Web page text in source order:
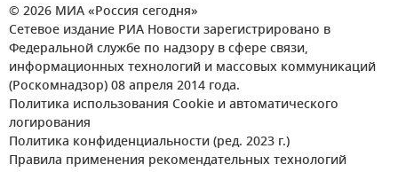
© 2026 МИА «Россия сегодня»
Сетевое издание РИА Новости зарегистрировано в
Федеральной службе по надзору в сфере связи,
информационных технологий и массовых коммуникаций
(Роскомнадзор) 08 апреля 2014 года.
Политика использования Cookie и автоматического
логирования
Политика конфиденциальности (ред. 2023 г.)
Правила применения рекомендательных технологий